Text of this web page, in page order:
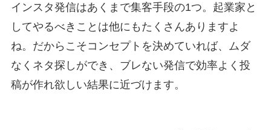
インスタ発信はあくまで集客手段の1つ。起業家と
してやるべきことは他にもたくさんありますよ
ね。だからこそコンセプトを決めていれば、ムダ
なくネタ探しができ、ブレない発信で効率よく投
稿が作れ欲しい結果に近づけます。